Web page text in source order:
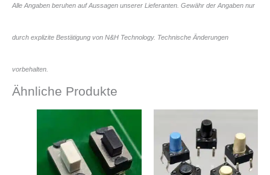
Alle Angaben beruhen auf Aussagen unserer Lieferanten. Gewähr der Angaben nur
durch explizite Bestätigung von N&H Technology. Technische Änderungen
vorbehalten.
Ähnliche Produkte